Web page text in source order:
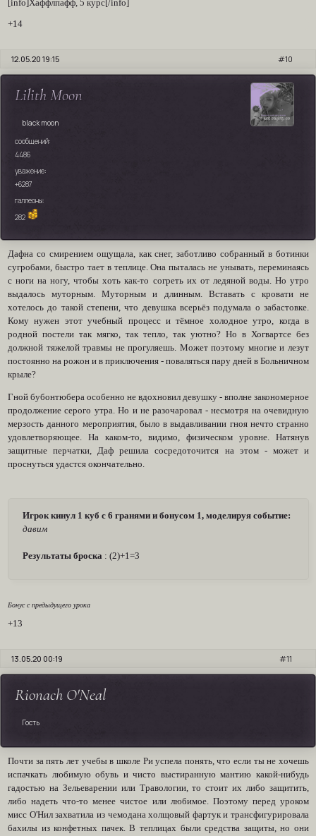
[info]Хаффлпафф, 5 курс[/info]
+14
10
12.05.20 19:15
Lilith Moon
black moon
сообщений:
4486
уважение:
+6287
галлеоны:
282
Дафна со смирением ощущала, как снег, заботливо собранный в ботинки
сугробами, быстро тает в теплице. Она пыталась не унывать, переминаясь
с ноги на ногу, чтобы хоть как-то согреть их от ледяной воды. Но утро
выдалось муторным. Муторным и длинным. Вставать с кровати не
хотелось до такой степени, что девушка всерьёз подумала о забастовке.
Кому нужен этот учебный процесс и тёмное холодное утро, когда в
родной постели так мягко, так тепло, так уютно? Но в Хогвартсе без
должной тяжелой травмы не прогуляешь. Может поэтому многие и лезут
постоянно на рожон и в приключения - поваляться пару дней в Больничном
крыле?
Гной бубонтюбера особенно не вдохновил девушку - вполне закономерное
продолжение серого утра. Но и не разочаровал - несмотря на очевидную
мерзость данного мероприятия, было в выдавливании гноя нечто странно
удовлетворяющее. На каком-то, видимо, физическом уровне. Натянув
защитные перчатки, Даф решила сосредоточится на этом - может и
проснуться удастся окончательно.
Игрок кинул 1 куб с 6 гранями и бонусом 1, моделируя событие:
давим
Результаты броска : (2)+1=3
Бонус с предыдущего урока
+13
11
13.05.20 00:19
Rionach O'Neal
Гость
Почти за пять лет учебы в школе Ри успела понять, что если ты не хочешь
испачкать любимую обувь и чисто выстиранную мантию какой-нибудь
гадостью на Зельеварении или Травологии, то стоит их либо защитить,
либо надеть что-то менее чистое или любимое. Поэтому перед уроком
мисс О'Нил захватила из чемодана холщовый фартук и трансфигурировала
бахилы из конфетных пачек. В теплицах были средства защиты, но они